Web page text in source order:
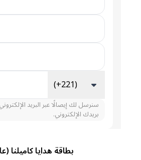
(+221)
سنرسل لك إيصالًا عبر البريد الإلكتروني،
بريدك الإلكتروني.
بطاقة هدايا كاميلنا (عالمية) FAQ